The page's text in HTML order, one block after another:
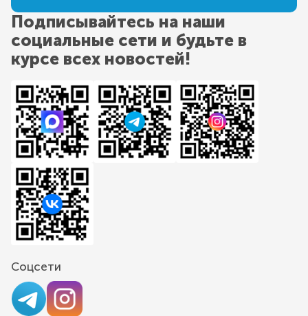
Подписывайтесь на наши
социальные сети и будьте в
курсе всех новостей!
Соцсети